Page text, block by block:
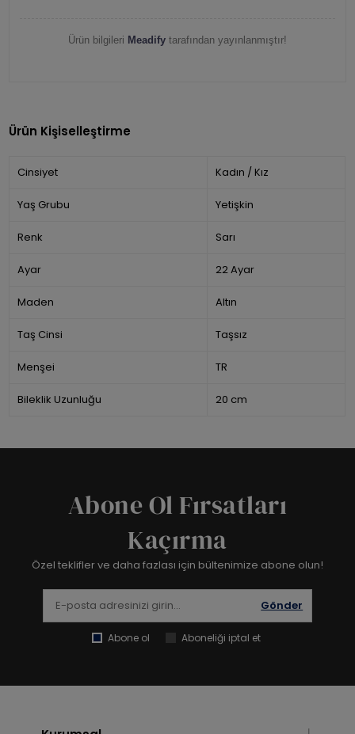
Ürün bilgileri Meadify tarafından yayınlanmıştır!
Ürün Kişiselleştirme
Cinsiyet Kadın / Kız
Yaş Grubu Yetişkin
Renk Sarı
Ayar 22 Ayar
Maden Altın
Taş Cinsi Taşsız
Menşei TR
Bileklik Uzunluğu 20 cm
Abone Ol Fırsatları
Kaçırma
Özel teklifler ve daha fazlası için bültenimize abone olun!
Gönder
Abone ol Aboneliği iptal et